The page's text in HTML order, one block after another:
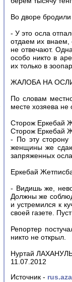
Во дворе
- У это осла
отдаем их
не отвечают.
особо никто в
их только в
ЖАЛОБА НА
По словам
месте хозяева не
Сторож Еркебай
Сторож Еркебай
​​- По эту сторону
женщины же
запряженных
Еркебай
- Видишь же,
Должны же
и устремился к
своей газете.
Репортер
никто не открыл.
Нуртай
11.07.2012
Источник -